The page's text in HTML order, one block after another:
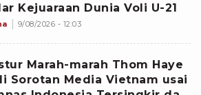
Kejuaraan Dunia Voli U-21
9/08/2026 - 12:03
Marah-marah Thom Haye
Sorotan Media Vietnam usai